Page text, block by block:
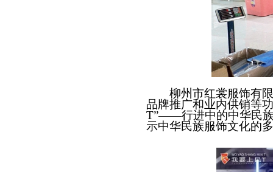
柳州市红裳服饰有
品牌推广和业内供销等
T”——行进中的中华民族
示中华民族服饰文化的